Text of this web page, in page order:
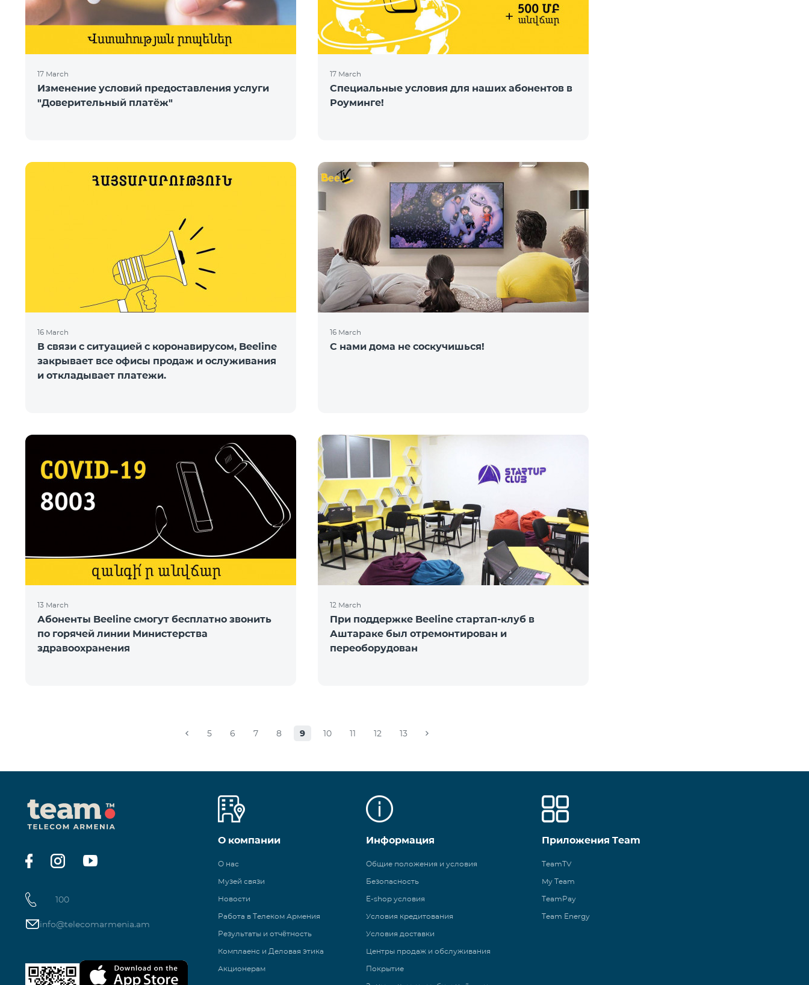
17 March
Изменение условий предоставления услуги
"Доверительный платёж"
17 March
Специальные условия для наших абонентов в
Роуминге!
16 March
В связи с ситуацией с коронавирусом, Beeline
закрывает все офисы продаж и ослуживания
и откладывает платежи.
16 March
С нами дома не соскучишься!
13 March
Абоненты Beeline смогут бесплатно звонить
по горячей линии Министерства
здравоохранения
12 March
При поддержке Beeline стартап-клуб в
Аштараке был отремонтирован и
переоборудован
5 6 7 8 9 10 11 12 13
100
info@telecomarmenia.am
О компании
О нас
Музей связи
Новости
Работа в Телеком Армения
Результаты и отчётность
Комплаенс и Деловая этика
Акционерам
Информация
Общие положения и условия
Безопасность
E-shop условия
Условия кредитования
Условия доставки
Центры продаж и обслуживания
Покрытие
Приложения Team
TeamTV
My Team
TeamPay
Team Energy